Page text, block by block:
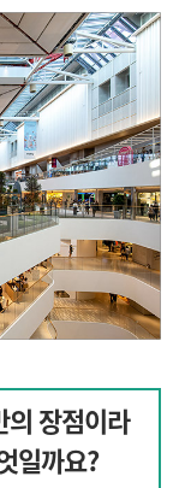
의 장점이라
일까요?